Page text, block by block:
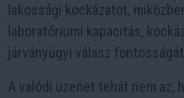
lakossági kockázatot,
laboratóriumi kapacitás,
járványügyi válasz fontosságát.
A valódi üzenet tehát nem az,